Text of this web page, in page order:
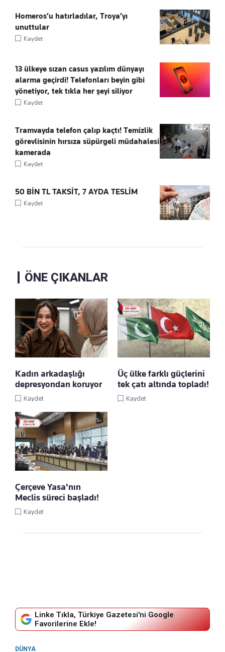
Homeros’u hatırladılar, Troya’yı
unuttular
Kaydet
13 ülkeye sızan casus yazılım dünyayı
alarma geçirdi! Telefonları beyin gibi
yönetiyor, tek tıkla her şeyi siliyor
Kaydet
Tramvayda telefon çalıp kaçtı! Temizlik
görevlisinin hırsıza süpürgeli müdahalesi
kamerada
Kaydet
50 BİN TL TAKSİT, 7 AYDA TESLİM
Kaydet
ÖNE ÇIKANLAR
Kadın arkadaşlığı
depresyondan koruyor
Kaydet
Üç ülke farklı güçlerini
tek çatı altında topladı!
Kaydet
Çerçeve Yasa'nın
Meclis süreci başladı!
Kaydet
Linke Tıkla, Türkiye Gazetesi'ni Google
Favorilerine Ekle!
DÜNYA